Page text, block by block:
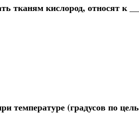
тканям кислород, относят к
температуре (градусов по